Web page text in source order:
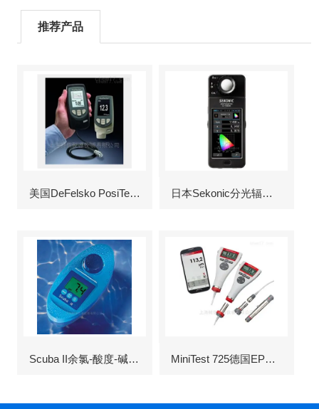
推荐产品
美国DeFelsko PosiTector6000涂层测厚仪 日本Sekonic分光辐射照度计
Scuba II余氯-酸度-碱度-氰尿酸浓度测定仪 MiniTest 725德国EPK涂层测厚仪